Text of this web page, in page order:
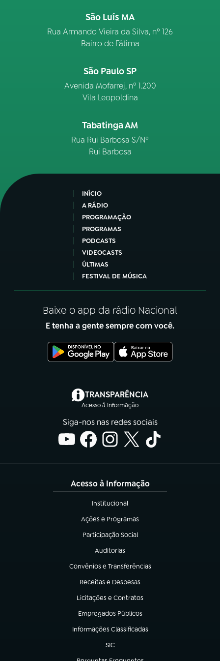
São Luís MA
Rua Armando Vieira da Silva, nº 126
Bairro de Fátima
São Paulo SP
Avenida Mofarrej, nº 1.200
Vila Leopoldina
Tabatinga AM
Rua Rui Barbosa S/Nº
Rui Barbosa
INÍCIO
A RÁDIO
PROGRAMAÇÃO
PROGRAMAS
PODCASTS
VIDEOCASTS
ÚLTIMAS
FESTIVAL DE MÚSICA
Baixe o app da rádio Nacional
E tenha a gente sempre com você.
TRANSPARÊNCIA
Acesso à Informação
(abre em nova aba)
Siga-nos nas redes sociais
Acesso à Informação
Institucional
(abre em nova aba)
Ações e Programas
(abre em nova aba)
Participação Social
(abre em nova aba)
Auditorias
(abre em nova aba)
Convênios e Transferências
(abre em nova aba)
Receitas e Despesas
(abre em nova aba)
Licitações e Contratos
(abre em nova aba)
Empregados Públicos
(abre em nova aba)
Informações Classificadas
(abre em nova aba)
SIC
(abre em nova aba)